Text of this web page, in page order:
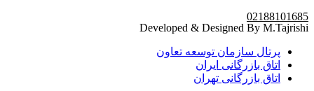
02188101685
Developed & Designed By M.Tajrishi
پرتال سازمان توسعه تعاون
اتاق بازرگانی ایران
اتاق بازرگانی تهران